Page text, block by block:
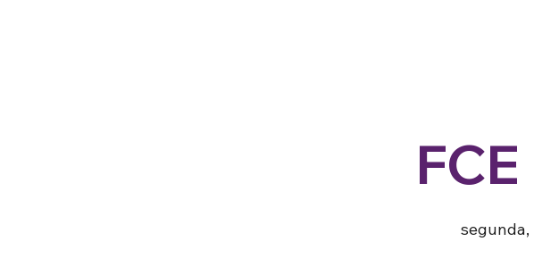
segunda,